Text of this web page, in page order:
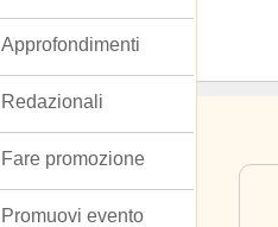
Approfondimenti
Redazionali
Fare promozione
Promuovi evento